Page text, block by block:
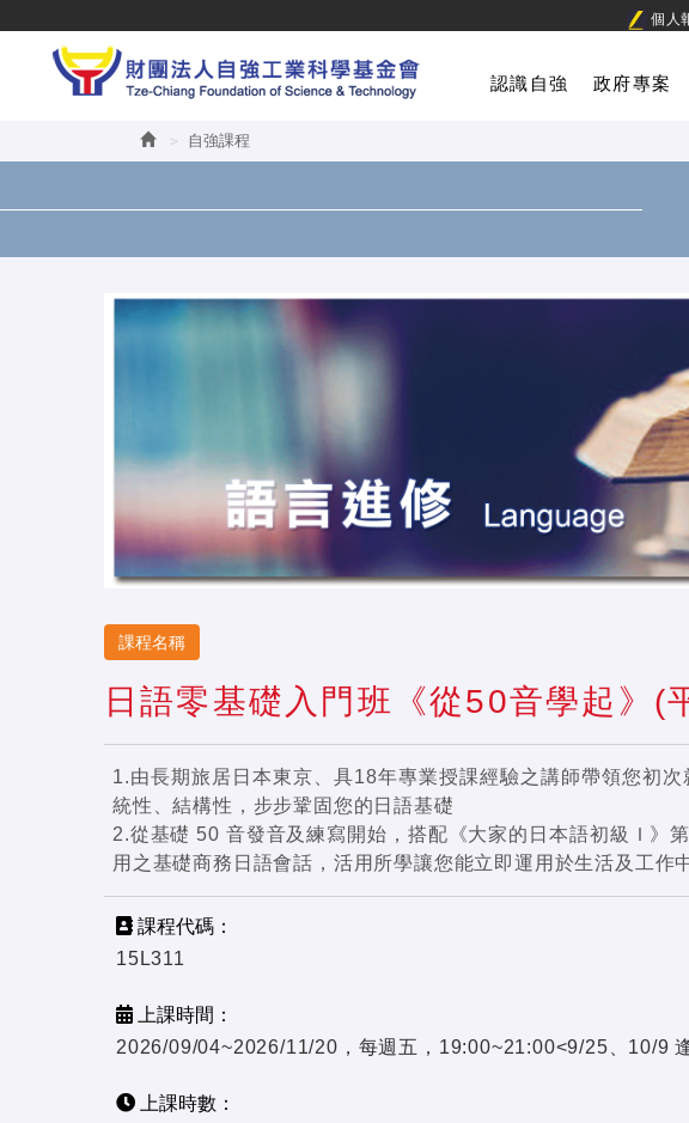
認識自強 政府專案
個人
自強課程
課程名稱
日語零基礎入門班《從50音學起》(
1.由長期旅居日本東京、具18年專業授課經驗之講師帶領您初
統性、結構性，步步鞏固您的日語基礎
2.從基礎 50 音發音及練寫開始，搭配《大家的日本語初級Ｉ》
用之基礎商務日語會話，活用所學讓您能立即運用於生活及工作
課程代碼：
15L311
上課時間：
2026/09/04~2026/11/20，每週五，19:00~21:00<9/25、10/9
上課時數：